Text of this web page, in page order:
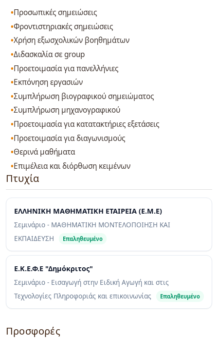
Προσωπικές σημειώσεις
Φροντιστηριακές σημειώσεις
Χρήση εξωσχολικών βοηθημάτων
Διδασκαλία σε group
Προετοιμασία για πανελλήνιες
Εκπόνηση εργασιών
Συμπλήρωση βιογραφικού σημειώματος
Συμπλήρωση μηχανογραφικού
Προετοιμασία για κατατακτήριες εξετάσεις
Προετοιμασία για διαγωνισμούς
Θερινά μαθήματα
Επιμέλεια και διόρθωση κειμένων
Πτυχία
ΕΛΛΗΝΙΚΗ ΜΑΘΗΜΑΤΙΚΗ ΕΤΑΙΡΕΙΑ (Ε.Μ.Ε)
Σεμινάριο - ΜΑΘΗΜΑΤΙΚΗ ΜΟΝΤΕΛΟΠΟΙΗΣΗ ΚΑΙ
ΕΚΠΑΙΔΕΥΣΗ
Επαληθευμένο
Ε.Κ.Ε.Φ.Ε "Δημόκριτος"
Σεμινάριο - Εισαγωγή στην Ειδική Αγωγή και στις
Τεχνολογίες Πληροφοριάς και επικοινωνίας
Επαληθευμένο
Προσφορές